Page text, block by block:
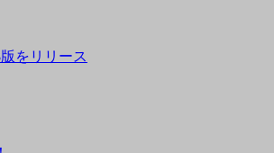
をリリース